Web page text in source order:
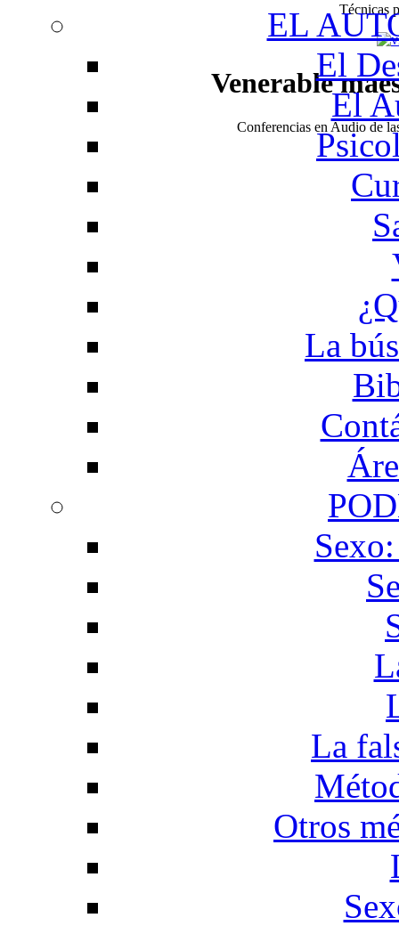
Técnicas
Venerable
Conferencias en Audio de
EL
El
El
La
La
Otros